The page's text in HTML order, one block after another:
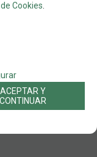
Cookies
ACEPTAR Y
CONTINUAR